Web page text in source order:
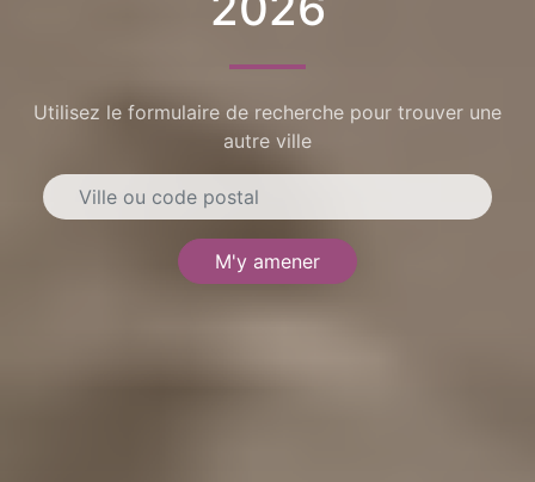
Utilisez le formulaire de recherche pour trouver une
autre ville
M'y amener